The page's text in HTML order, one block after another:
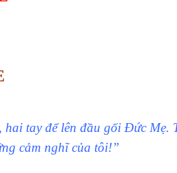
tay để lên đầu gối Đức Mẹ.
cảm nghĩ của tôi!”